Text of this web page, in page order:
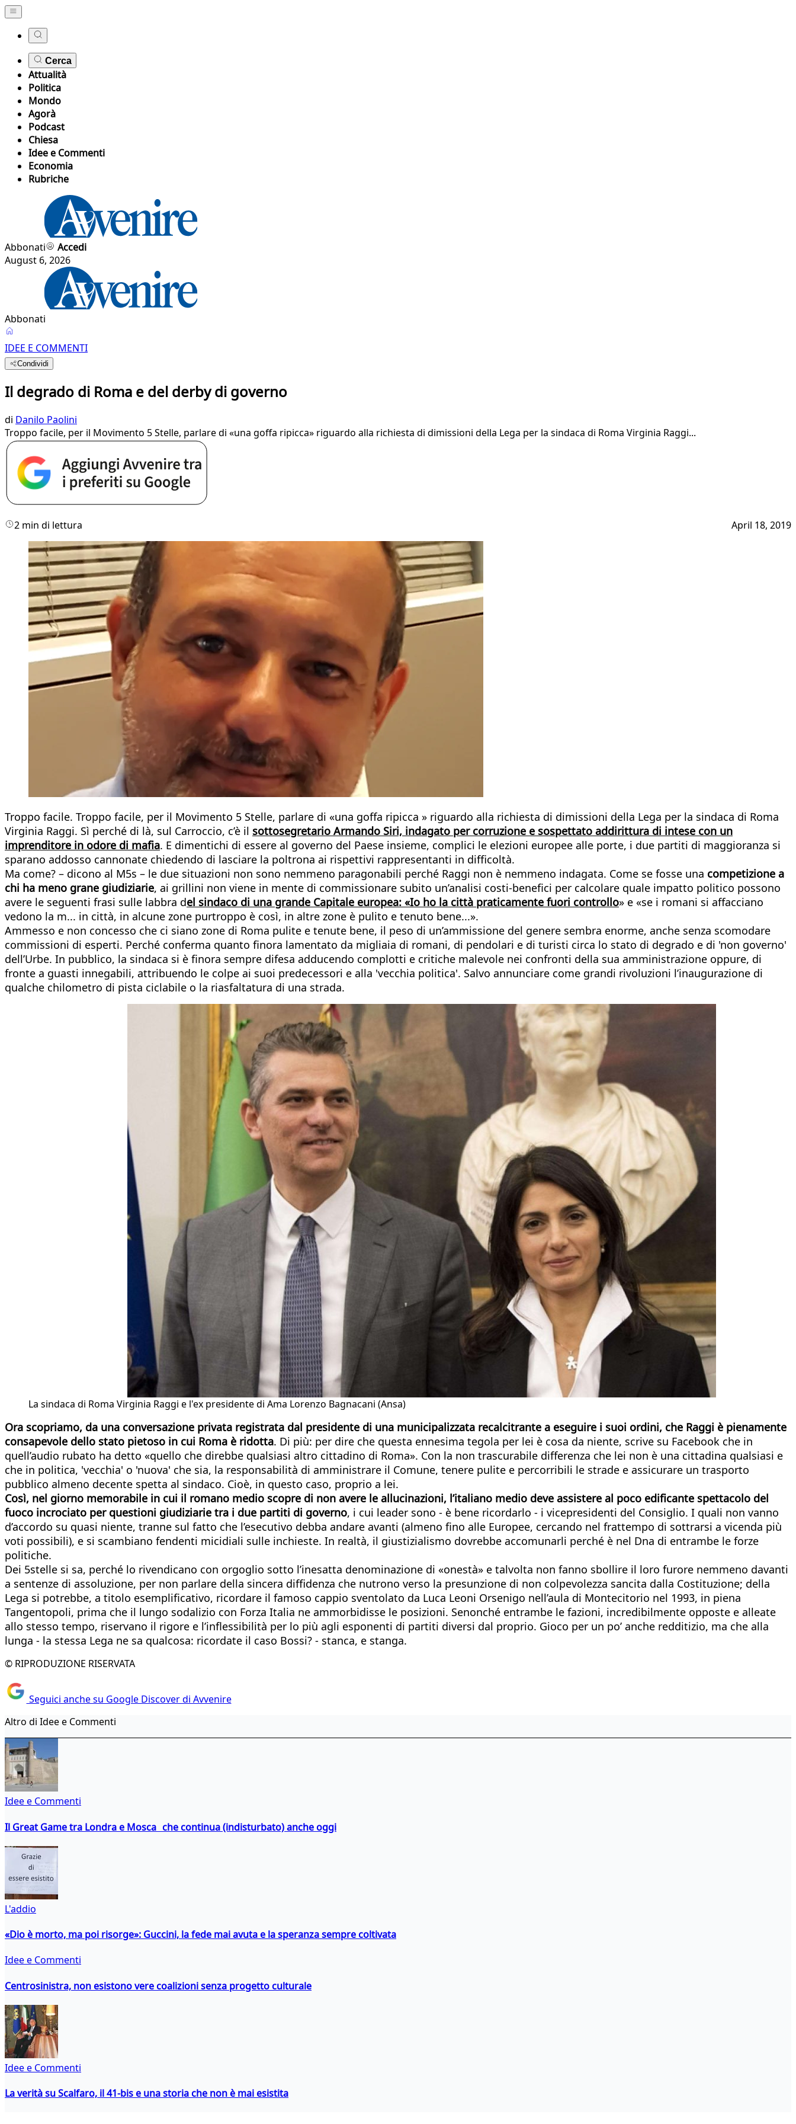
Cerca
Attualità
Politica
Mondo
Agorà
Podcast
Chiesa
Idee e Commenti
Economia
Rubriche
Abbonati
Accedi
August 6, 2026
Abbonati
IDEE E COMMENTI
Condividi
Il degrado di Roma e del derby di governo
di Danilo Paolini
Troppo facile, per il Movimento 5 Stelle, parlare di «una goffa ripicca» riguardo alla richiesta di dimissioni della Lega per la sindaca di Roma Virginia Raggi...
2 min di lettura April 18, 2019
Troppo facile. Troppo facile, per il Movimento 5 Stelle, parlare di «una goffa ripicca » riguardo alla richiesta di dimissioni della Lega per la sindaca di Roma
Virginia Raggi. Sì perché di là, sul Carroccio, c’è il sottosegretario Armando Siri, indagato per corruzione e sospettato addirittura di intese con un
imprenditore in odore di mafia. E dimentichi di essere al governo del Paese insieme, complici le elezioni europee alle porte, i due partiti di maggioranza si
sparano addosso cannonate chiedendo di lasciare la poltrona ai rispettivi rappresentanti in difficoltà.
Ma come? – dicono al M5s – le due situazioni non sono nemmeno paragonabili perché Raggi non è nemmeno indagata. Come se fosse una competizione a
chi ha meno grane giudiziarie, ai grillini non viene in mente di commissionare subito un’analisi costi-benefici per calcolare quale impatto politico possono
avere le seguenti frasi sulle labbra del sindaco di una grande Capitale europea: «Io ho la città praticamente fuori controllo» e «se i romani si affacciano
vedono la m... in città, in alcune zone purtroppo è così, in altre zone è pulito e tenuto bene...».
Ammesso e non concesso che ci siano zone di Roma pulite e tenute bene, il peso di un’ammissione del genere sembra enorme, anche senza scomodare
commissioni di esperti. Perché conferma quanto finora lamentato da migliaia di romani, di pendolari e di turisti circa lo stato di degrado e di 'non governo'
dell’Urbe. In pubblico, la sindaca si è finora sempre difesa adducendo complotti e critiche malevole nei confronti della sua amministrazione oppure, di
fronte a guasti innegabili, attribuendo le colpe ai suoi predecessori e alla 'vecchia politica'. Salvo annunciare come grandi rivoluzioni l’inaugurazione di
qualche chilometro di pista ciclabile o la riasfaltatura di una strada.
La sindaca di Roma Virginia Raggi e l'ex presidente di Ama Lorenzo Bagnacani (Ansa)
Ora scopriamo, da una conversazione privata registrata dal presidente di una municipalizzata recalcitrante a eseguire i suoi ordini, che Raggi è pienamente
consapevole dello stato pietoso in cui Roma è ridotta. Di più: per dire che questa ennesima tegola per lei è cosa da niente, scrive su Facebook che in
quell’audio rubato ha detto «quello che direbbe qualsiasi altro cittadino di Roma». Con la non trascurabile differenza che lei non è una cittadina qualsiasi e
che in politica, 'vecchia' o 'nuova' che sia, la responsabilità di amministrare il Comune, tenere pulite e percorribili le strade e assicurare un trasporto
pubblico almeno decente spetta al sindaco. Cioè, in questo caso, proprio a lei.
Così, nel giorno memorabile in cui il romano medio scopre di non avere le allucinazioni, l’italiano medio deve assistere al poco edificante spettacolo del
fuoco incrociato per questioni giudiziarie tra i due partiti di governo, i cui leader sono - è bene ricordarlo - i vicepresidenti del Consiglio. I quali non vanno
d’accordo su quasi niente, tranne sul fatto che l’esecutivo debba andare avanti (almeno fino alle Europee, cercando nel frattempo di sottrarsi a vicenda più
voti possibili), e si scambiano fendenti micidiali sulle inchieste. In realtà, il giustizialismo dovrebbe accomunarli perché è nel Dna di entrambe le forze
politiche.
Dei 5stelle si sa, perché lo rivendicano con orgoglio sotto l’inesatta denominazione di «onestà» e talvolta non fanno sbollire il loro furore nemmeno davanti
a sentenze di assoluzione, per non parlare della sincera diffidenza che nutrono verso la presunzione di non colpevolezza sancita dalla Costituzione; della
Lega si potrebbe, a titolo esemplificativo, ricordare il famoso cappio sventolato da Luca Leoni Orsenigo nell’aula di Montecitorio nel 1993, in piena
Tangentopoli, prima che il lungo sodalizio con Forza Italia ne ammorbidisse le posizioni. Senonché entrambe le fazioni, incredibilmente opposte e alleate
allo stesso tempo, riservano il rigore e l’inflessibilità per lo più agli esponenti di partiti diversi dal proprio. Gioco per un po’ anche redditizio, ma che alla
lunga - la stessa Lega ne sa qualcosa: ricordate il caso Bossi? - stanca, e stanga.
© RIPRODUZIONE RISERVATA
Seguici anche su Google Discover di Avvenire
Altro di Idee e Commenti
Idee e Commenti
Il Great Game tra Londra e Mosca che continua (indisturbato) anche oggi
L'addio
«Dio è morto, ma poi risorge»: Guccini, la fede mai avuta e la speranza sempre coltivata
Idee e Commenti
Centrosinistra, non esistono vere coalizioni senza progetto culturale
Idee e Commenti
La verità su Scalfaro, il 41-bis e una storia che non è mai esistita